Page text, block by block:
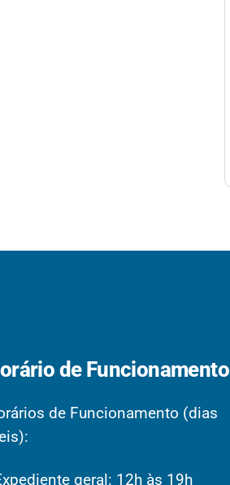
de Funcionamento
de Funcionamento (dias
geral: 12h às 19h